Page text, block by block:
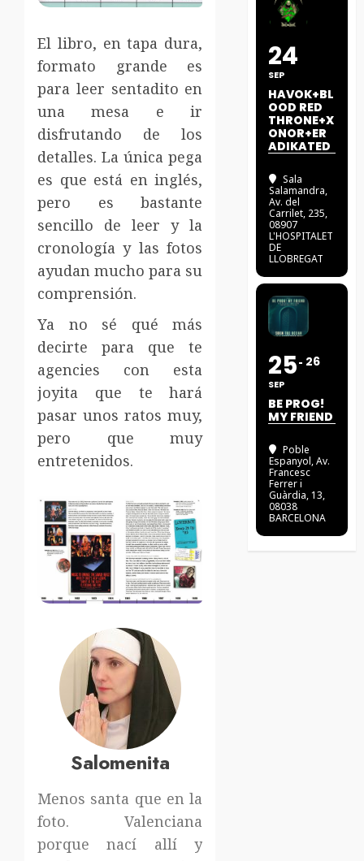
El libro, en tapa dura,
formato grande es
para leer sentadito en
una mesa e ir
disfrutando de los
detalles. La única pega
es que está en inglés,
pero es bastante
sencillo de leer y la
cronología y las fotos
ayudan mucho para su
comprensión.
Ya no sé qué más
decirte para que te
agencies con esta
joyita que te hará
pasar unos ratos muy,
pero que muy
entretenidos.
Salomenita
Menos santa que en la
foto. Valenciana
porque nací allí y
24
SEP
HAVOK+BL
OOD RED
THRONE+X
ONOR+ER
ADIKATED
Sala
Salamandra,
Av. del
Carrilet, 235,
08907
L'HOSPITALET
DE
LLOBREGAT
25
SEP
26
BE PROG!
MY FRIEND
Poble
Espanyol, Av.
Francesc
Ferrer i
Guàrdia, 13,
08038
BARCELONA